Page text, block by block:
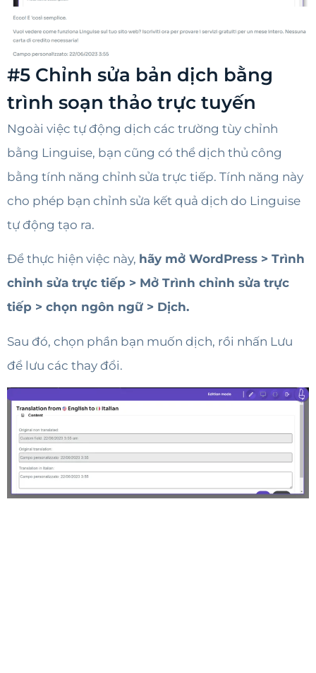
#5 Chỉnh sửa bản dịch bằng
trình soạn thảo trực tuyến
Ngoài việc tự động dịch các trường tùy chỉnh
bằng Linguise, bạn cũng có thể dịch thủ công
bằng tính năng chỉnh sửa trực tiếp. Tính năng này
cho phép bạn chỉnh sửa kết quả dịch do Linguise
tự động tạo ra.
Để thực hiện việc này, hãy mở WordPress > Trình
chỉnh sửa trực tiếp > Mở Trình chỉnh sửa trực
tiếp > chọn ngôn ngữ > Dịch.
Sau đó, chọn phần bạn muốn dịch, rồi nhấn Lưu
để lưu các thay đổi.